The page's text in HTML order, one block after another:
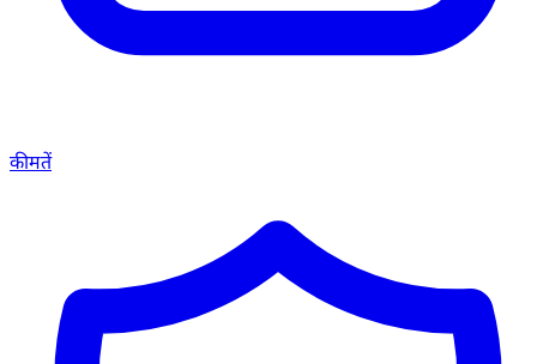
कीमतें